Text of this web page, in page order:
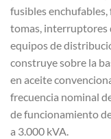
fusibles enchufables,
tomas, interruptores
equipos de
construye sobre la
en aceite
frecuencia nominal
de funcionamiento
a 3.000 kVA.